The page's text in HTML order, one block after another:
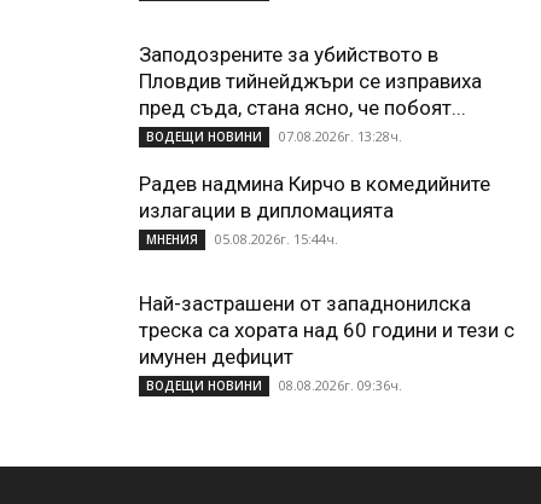
Заподозрените за убийството в
Пловдив тийнейджъри се изправиха
пред съда, стана ясно, че побоят...
ВОДЕЩИ НОВИНИ 07.08.2026г. 13:28ч.
Радев надмина Кирчо в комедийните
излагации в дипломацията
МНЕНИЯ 05.08.2026г. 15:44ч.
Най-застрашени от западнонилска
треска са хората над 60 години и тези с
имунен дефицит
ВОДЕЩИ НОВИНИ 08.08.2026г. 09:36ч.